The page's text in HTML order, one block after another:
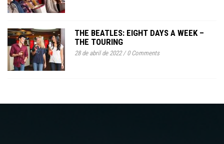
THE BEATLES: EIGHT DAYS A WEEK –
THE TOURING
28 de abril de 2022/0 Comments